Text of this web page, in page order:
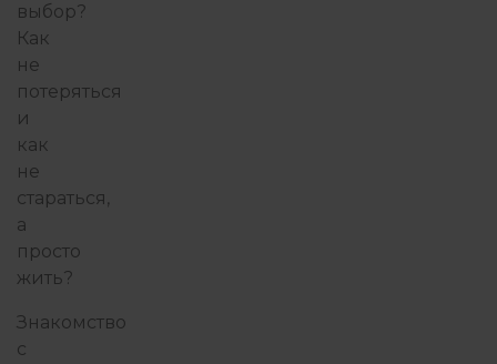
выбор?
Как
не
потеряться
и
как
не
стараться,
а
просто
жить?
Знакомство
с